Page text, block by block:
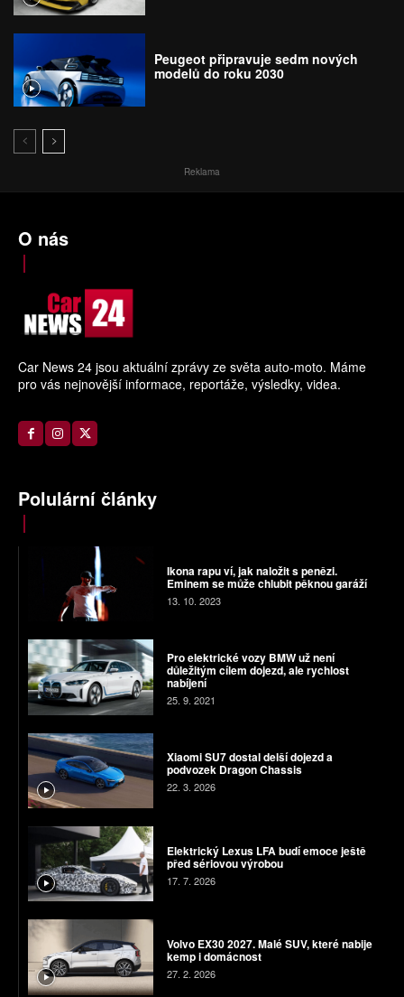
Peugeot připravuje sedm nových
modelů do roku 2030
Reklama
O nás
Car News 24 jsou aktuální zprávy ze světa auto-moto. Máme
pro vás nejnovější informace, reportáže, výsledky, videa.
Polulární články
Ikona rapu ví, jak naložit s penězi.
Eminem se může chlubit pěknou garáží
13. 10. 2023
Pro elektrické vozy BMW už není
důležitým cílem dojezd, ale rychlost
nabíjení
25. 9. 2021
Xiaomi SU7 dostal delší dojezd a
podvozek Dragon Chassis
22. 3. 2026
Elektrický Lexus LFA budí emoce ještě
před sériovou výrobou
17. 7. 2026
Volvo EX30 2027. Malé SUV, které nabije
kemp i domácnost
27. 2. 2026